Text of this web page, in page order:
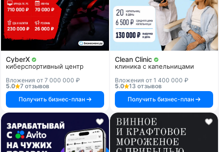
CyberX
киберспортивный центр
Вложения от 7 000 000 ₽
5.0
7 отзывов
Получить бизнес-план
Clean Clinic
клиника с капельницами
Вложения от 1 400 000 ₽
5.0
13 отзывов
Получить бизнес-план